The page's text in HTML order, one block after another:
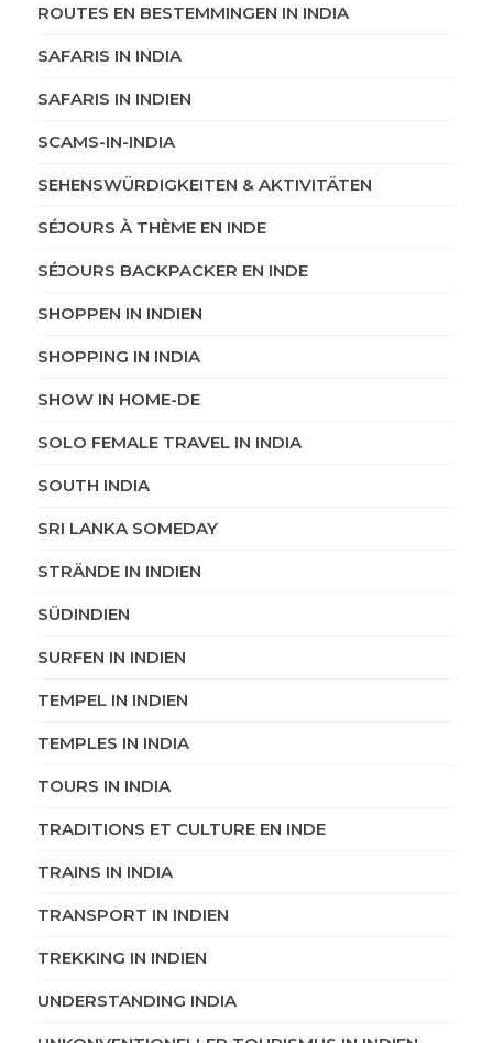
ROUTES EN BESTEMMINGEN IN INDIA
SAFARIS IN INDIA
SAFARIS IN INDIEN
SCAMS-IN-INDIA
SEHENSWÜRDIGKEITEN & AKTIVITÄTEN
SÉJOURS À THÈME EN INDE
SÉJOURS BACKPACKER EN INDE
SHOPPEN IN INDIEN
SHOPPING IN INDIA
SHOW IN HOME-DE
SOLO FEMALE TRAVEL IN INDIA
SOUTH INDIA
SRI LANKA SOMEDAY
STRÄNDE IN INDIEN
SÜDINDIEN
SURFEN IN INDIEN
TEMPEL IN INDIEN
TEMPLES IN INDIA
TOURS IN INDIA
TRADITIONS ET CULTURE EN INDE
TRAINS IN INDIA
TRANSPORT IN INDIEN
TREKKING IN INDIEN
UNDERSTANDING INDIA